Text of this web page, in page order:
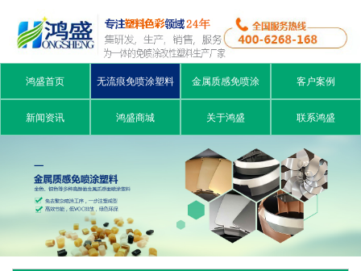
鸿盛首页 无流痕免喷涂塑料 金属质感免喷涂 客户案例
新闻资讯 鸿盛商城 关于鸿盛 联系鸿盛